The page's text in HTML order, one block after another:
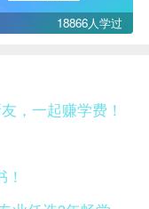
18866人学过
，一起赚学费！